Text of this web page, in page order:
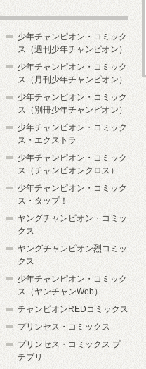
少年チャンピオン・コミック
ス（週刊少年チャンピオン）
少年チャンピオン・コミック
ス（月刊少年チャンピオン）
少年チャンピオン・コミック
ス（別冊少年チャンピオン）
少年チャンピオン・コミック
ス・エクストラ
少年チャンピオン・コミック
ス（チャンピオンクロス）
少年チャンピオン・コミック
ス・タップ！
ヤングチャンピオン・コミッ
クス
ヤングチャンピオン烈コミッ
クス
少年チャンピオン・コミック
ス（ヤンチャンWeb）
チャンピオンREDコミックス
プリンセス・コミックス
プリンセス・コミックス プ
チプリ